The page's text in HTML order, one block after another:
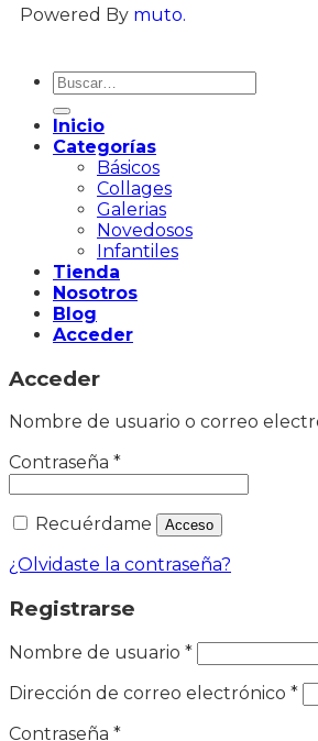
Powered By muto.
Inicio
Categorías
Básicos
Collages
Galerias
Novedosos
Infantiles
Tienda
Nosotros
Blog
Acceder
Acceder
Nombre de usuario o correo
Contraseña *
Recuérdame Acceso
¿Olvidaste la contraseña?
Registrarse
Nombre de usuario *
Dirección de correo electrónico *
Contraseña *